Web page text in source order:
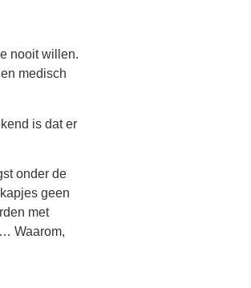
nooit willen.
medisch
is dat er
onder de
geen
met
Waarom,